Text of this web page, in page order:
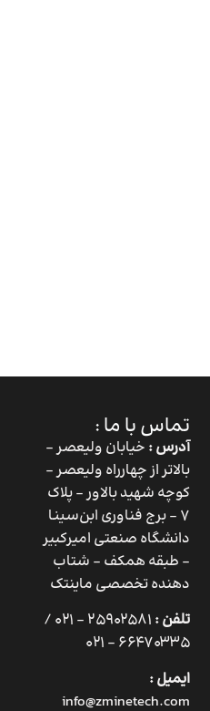
تماس با ما :
آدرس : خیابان ولیعصر –
بالاتر از چهارراه ولیعصر –
کوچه شهید بالاور – پلاک
۷ – برج فناوری ابن‌سینا
دانشگاه صنعتی امیرکبیر
– طبقه همکف – شتاب
دهنده تخصصی ماینتک
تلفن :
25902581 – 021 /
66470335 – 021
ایمیل :
info@zminetech.com